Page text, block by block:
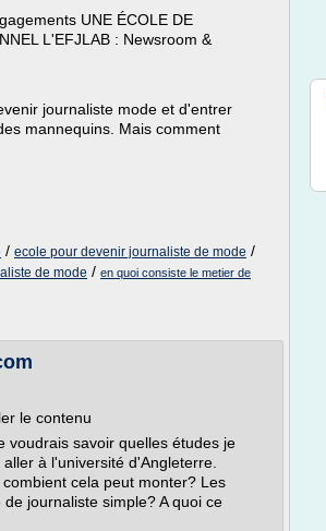
UNE ÉCOLE DE
L'EFJLAB : Newsroom &
journaliste mode et d'entrer
mannequins. Mais comment
/ ecole pour devenir journaliste de mode /
de mode / en quoi consiste le metier de
le contenu
voudrais savoir quelles études je
à l'université d'Angleterre.
cela peut monter? Les
journaliste simple? A quoi ce